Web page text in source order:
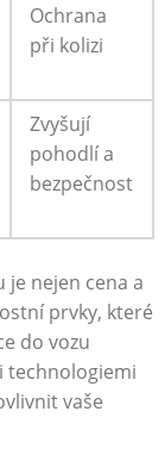
Ochrana
při kolizi
Zvyšují
pohodlí a
bezpečnost
nejen cena a
prvky, které
do vozu
technologiemi
vaše